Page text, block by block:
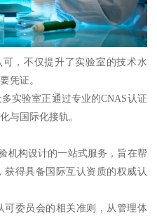
，不仅提升了实验室的技术水
凭证。
实验室正通过专业的CNAS认证
与国际化接轨。
机构设计的一站式服务，旨在帮
得具备国际互认资质的权威认
委员会的相关准则，从管理体